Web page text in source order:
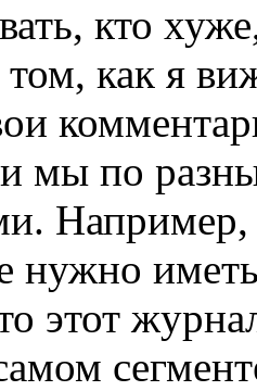
кто
том, как я
мы по
нужно
этот